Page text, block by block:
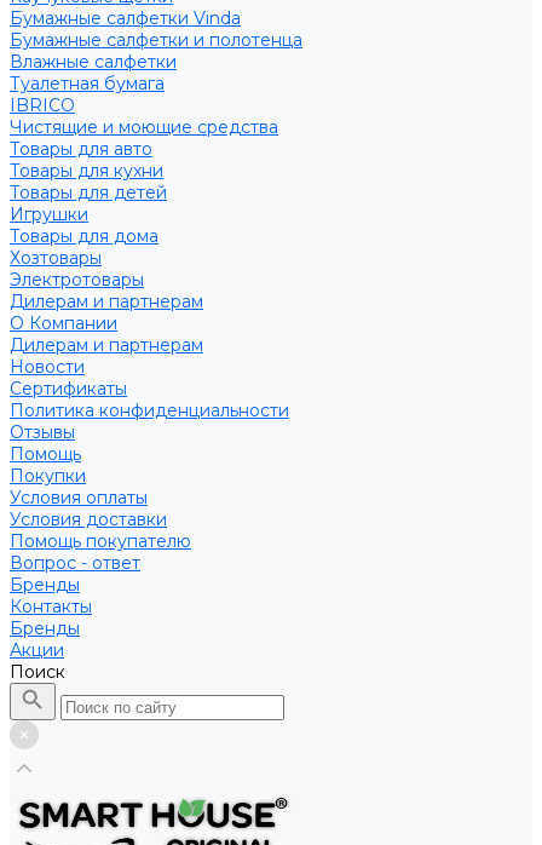
Бумажные салфетки Vinda
Бумажные салфетки и полотенца
Влажные салфетки
Туалетная бумага
IBRICO
Чистящие и моющие средства
Товары для авто
Товары для кухни
Товары для детей
Игрушки
Товары для дома
Хозтовары
Электротовары
Дилерам и партнерам
О Компании
Дилерам и партнерам
Новости
Сертификаты
Политика конфиденциальности
Отзывы
Помощь
Покупки
Условия оплаты
Условия доставки
Помощь покупателю
Вопрос - ответ
Бренды
Контакты
Бренды
Акции
Поиск